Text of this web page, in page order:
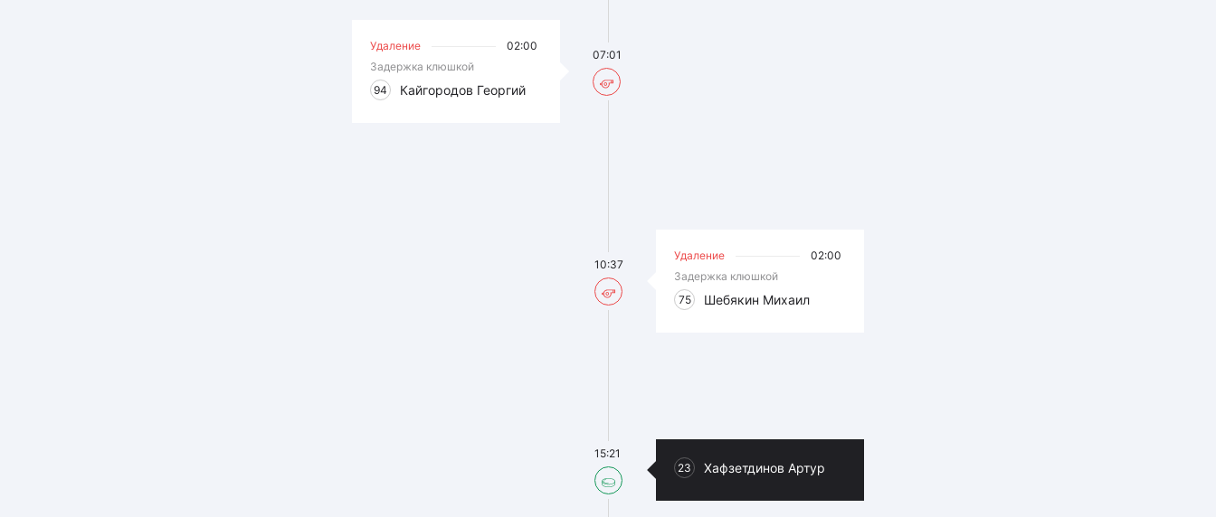
Удаление
02:00
Задержка клюшкой
94
Кайгородов Георгий
07:01
Удаление
02:00
Задержка клюшкой
75
Шебякин Михаил
10:37
23 Хафзетдинов Артур
15:21